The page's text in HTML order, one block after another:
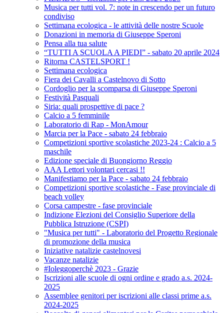
Musica per tutti vol. 7: note in crescendo per un futuro
condiviso
Settimana ecologica - le attività delle nostre Scuole
Donazioni in memoria di Giuseppe Speroni
Pensa alla tua salute
“TUTTI A SCUOLA A PIEDI” - sabato 20 aprile 2024
Ritorna CASTELSPORT !
Settimana ecologica
Fiera dei Cavalli a Castelnovo di Sotto
Cordoglio per la scomparsa di Giuseppe Speroni
Festività Pasquali
Siria: quali prospettive di pace ?
Calcio a 5 femminile
Laboratorio di Rap - MonAmour
Marcia per la Pace - sabato 24 febbraio
Competizioni sportive scolastiche 2023-24 : Calcio a 5
maschile
Edizione speciale di Buongiorno Reggio
AAA Lettori volontari cercasi !!
Manifestiamo per la Pace - sabato 24 febbraio
Competizioni sportive scolastiche - Fase provinciale di
beach volley
Corsa campestre - fase provinciale
Indizione Elezioni del Consiglio Superiore della
Pubblica Istruzione (CSPI)
"Musica per tutti" - Laboratorio del Progetto Regionale
di promozione della musica
Iniziative natalizie castelnovesi
Vacanze natalizie
#Ioleggoperchè 2023 - Grazie
Iscrizioni alle scuole di ogni ordine e grado a.s. 2024-
2025
Assemblee genitori per iscrizioni alle classi prime a.s.
2024-2025